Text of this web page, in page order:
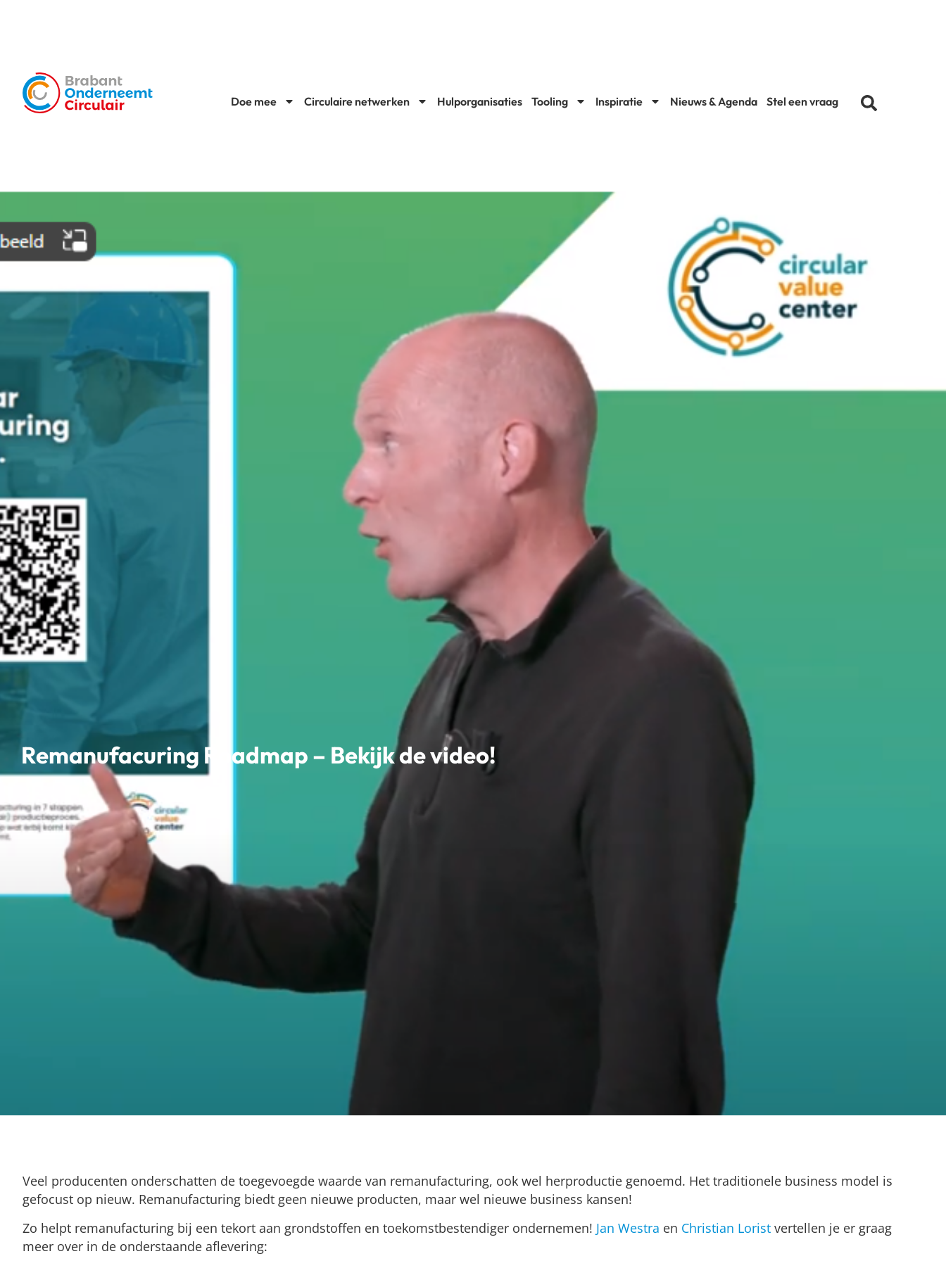
Doe mee Circulaire netwerken Hulporganisaties Tooling Inspiratie Nieuws & Agenda Stel een vraag
Remanufacuring Roadmap – Bekijk de video!
Veel producenten onderschatten de toegevoegde waarde van remanufacturing, ook wel herproductie genoemd. Het traditionele business model is
gefocust op nieuw. Remanufacturing biedt geen nieuwe producten, maar wel nieuwe business kansen!
Zo helpt remanufacturing bij een tekort aan grondstoffen en toekomstbestendiger ondernemen! Jan Westra en Christian Lorist vertellen je er graag
meer over in de onderstaande aflevering: